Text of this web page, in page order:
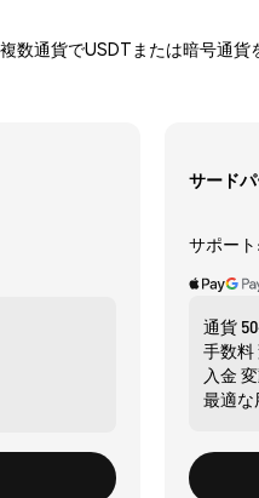
通貨でUSDTまたは暗号通
サード
サポー
通貨
手数料
入金
最適な